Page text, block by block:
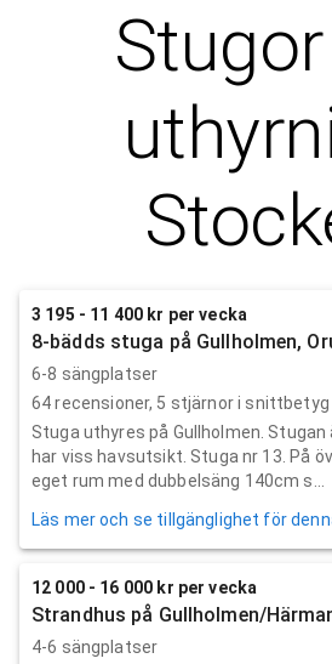
3 195 - 11 400 kr per vecka
8-bädds stuga på Gullholmen,
6-8 sängplatser
64recensioner, 5 stjärnor i snittbetyg
Stuga uthyres på Gullholmen. Stugan
har viss havsutsikt. Stuga nr 13. På
eget rum med dubbelsäng 140cm s...
Läs mer och se tillgänglighet för
12 000 - 16 000 kr per vecka
Strandhus på Gullholmen/
4-6 sängplatser